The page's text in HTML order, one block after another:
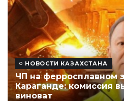
НОВОСТИ КАЗАХСТАНА
ЧП на ферросплавном
Караганде: комиссия
виноват